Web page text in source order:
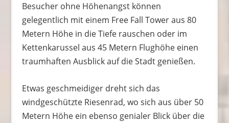
Besucher ohne Höhenangst können
gelegentlich mit einem Free Fall Tower aus 80
Metern Höhe in die Tiefe rauschen oder im
Kettenkarussel aus 45 Metern Flughöhe einen
traumhaften Ausblick auf die Stadt genießen.
Etwas geschmeidiger dreht sich das
windgeschützte Riesenrad, wo sich aus über 50
Metern Höhe ein ebenso genialer Blick über die